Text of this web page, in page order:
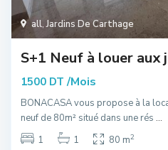
all,Jardins De Carthage
S+1 Neuf à louer aux
1500 DT /Mois
BONACASA vous propose à la
neuf de 80m² situé dans une rés ...
1
1 80 m2